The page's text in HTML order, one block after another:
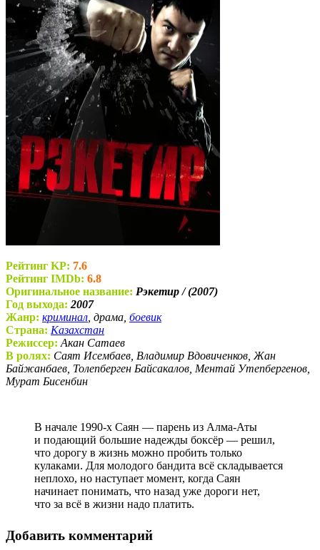
Рейтинг KP: 7.6
Рейтинг IMDb: 6.8
Оригинальное название: Рэкетир / (2007)
Год выхода: 2007
Жанр: криминал , драма, боевик
Страна: Казахстан
Режиссер: Акан Сатаев
В ролях: Саят Исембаев, Владимир Вдовиченков, Жан
Байжанбаев, Толепберген Байсакалов, Ментай Утепбергенов,
Мурат Бисенбин
В начале 1990-х Саян — парень из Алма-Аты
и подающий большие надежды боксёр — решил,
что дорогу в жизнь можно пробить только
кулаками. Для молодого бандита всё складывается
неплохо, но наступает момент, когда Саян
начинает понимать, что назад уже дороги нет,
что за всё в жизни надо платить.
Добавить комментарий